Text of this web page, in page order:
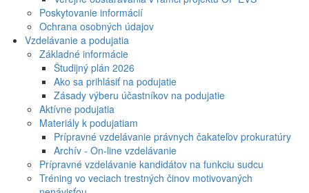
Poskytovanie informácií
Ochrana osobných údajov
Vzdelávanie a podujatia
Základné informácie
Študijný plán 2026
Ako sa prihlásiť na podujatie
Zásady výberu účastníkov na podujatie
Aktívne podujatia
Materiály k podujatiam
Prípravné vzdelávanie právnych čakateľov prokuratúry
Archív - On-line vzdelávanie
Prípravné vzdelávanie kandidátov na funkciu sudcu
Tréning vo veciach trestných činov motivovaných